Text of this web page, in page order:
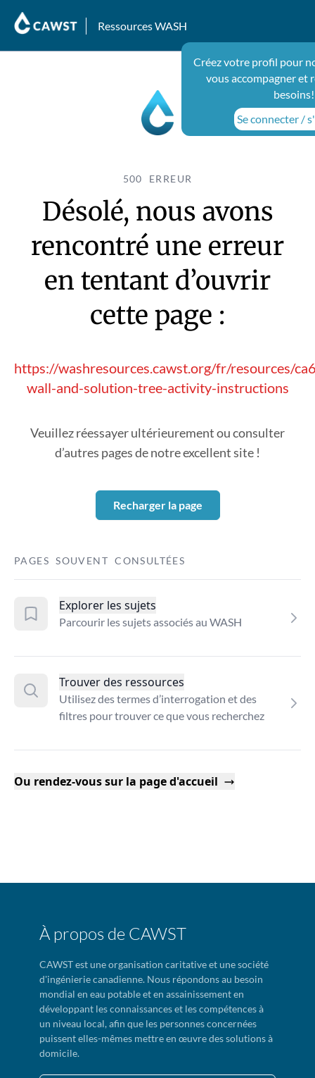
Ressources WASH
Créez votre profil pour
vous accompagner et
besoins!
Se connecter /
500 ERREUR
Désolé, nous avons
rencontré une erreur
en tentant d’ouvrir
cette page :
https://washresources.cawst.org/fr/resources/
wall-and-solution-tree-activity-instructions
Veuillez réessayer ultérieurement ou consulter
d’autres pages de notre excellent site !
Recharger la page
PAGES SOUVENT CONSULTÉES
Explorer les sujets
Parcourir les sujets associés au WASH
Trouver des ressources
Utilisez des termes d’interrogation et des
filtres pour trouver ce que vous recherchez
Ou rendez-vous sur la page d'accueil
À propos de CAWST
CAWST est une organisation caritative et une société
d'ingénierie canadienne. Nous répondons au besoin
mondial en eau potable et en assainissement en
développant les connaissances et les compétences à
un niveau local, afin que les personnes concernées
puissent elles-mêmes mettre en œuvre des solutions à
domicile.